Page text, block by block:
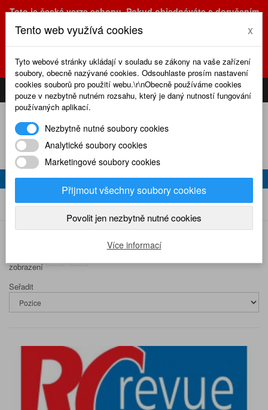
Toto je česká verze eshopu. Pokud objednáváte s doručením
(sk.eshop.rcrevue.cz - kliknutím na slovenskou vlajku)
POZOR ZMĚNA : výdejní místo a kancelář jsou nyní na adrese
Olšanská 3, Praha 3, tel. (+420) 222 723 388, 774 777 794.
CS
SK PŘIHLÁSIT KOŠÍK
2008
Home Naše časopisy RC revue 2008
zobrazení
Seřadit
Tento web využívá cookies x
Tyto webové stránky ukládají v souladu se zákony na vaše zařízení
soubory, obecně nazývané cookies. Odsouhlaste prosím nastavení
cookies souborů pro použití webu.\r\nObecně používáme cookies
pouze v nezbytně nutném rozsahu, který je daný nutností fungování
používaných aplikací.
Nezbytně nutné soubory cookies
Analytické soubory cookies
Marketingové soubory cookies
Přijmout všechny soubory cookies
Povolit jen nezbytně nutné cookies
Více informací